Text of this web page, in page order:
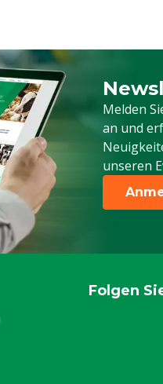
Melden
an und
unseren
Melden
Folgen